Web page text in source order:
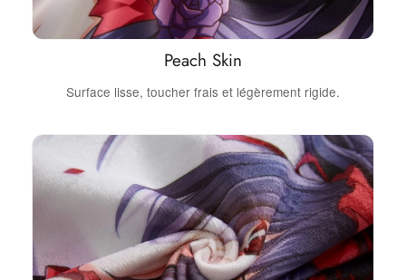
Peach Skin
Surface lisse, toucher frais et légèrement rigide.